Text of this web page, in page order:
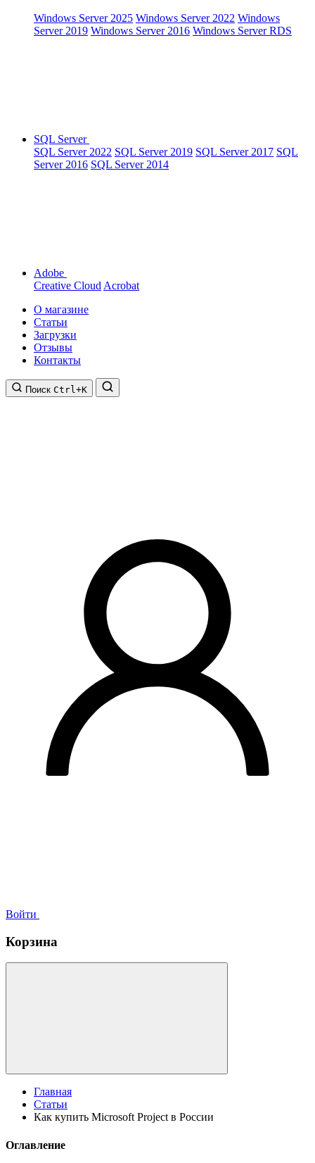
Windows Server 2025 Windows Server 2022 Windows
Server 2019 Windows Server 2016 Windows Server RDS
SQL Server
SQL Server 2022 SQL Server 2019 SQL Server 2017 SQL
Server 2016 SQL Server 2014
Adobe
Creative Cloud Acrobat
О магазине
Статьи
Загрузки
Отзывы
Контакты
Поиск Ctrl+K
Войти
Корзина
Главная
Статьи
Как купить Microsoft Project в России
Оглавление